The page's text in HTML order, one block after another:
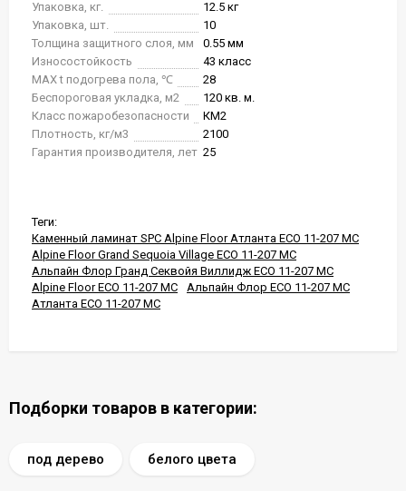
Упаковка, кг.
12.5 кг
Упаковка, шт.
10
Толщина защитного слоя, мм
0.55 мм
Износостойкость
43 класс
MAX t подогрева пола, ℃
28
Беспороговая укладка, м2
120 кв. м.
Класс пожаробезопасности
КМ2
Плотность, кг/м3
2100
Гарантия производителя, лет 25
Теги:
Каменный ламинат SPC Alpine Floor Атланта ECO 11-207 MC
Alpine Floor Grand Sequoia Village ECO 11-207 MC
Альпайн Флор Гранд Секвойя Виллидж ECO 11-207 MC
Alpine Floor ECO 11-207 MC
Альпайн Флор ECO 11-207 MC
Атланта ECO 11-207 MC
Подборки товаров в категории:
под дерево белого цвета